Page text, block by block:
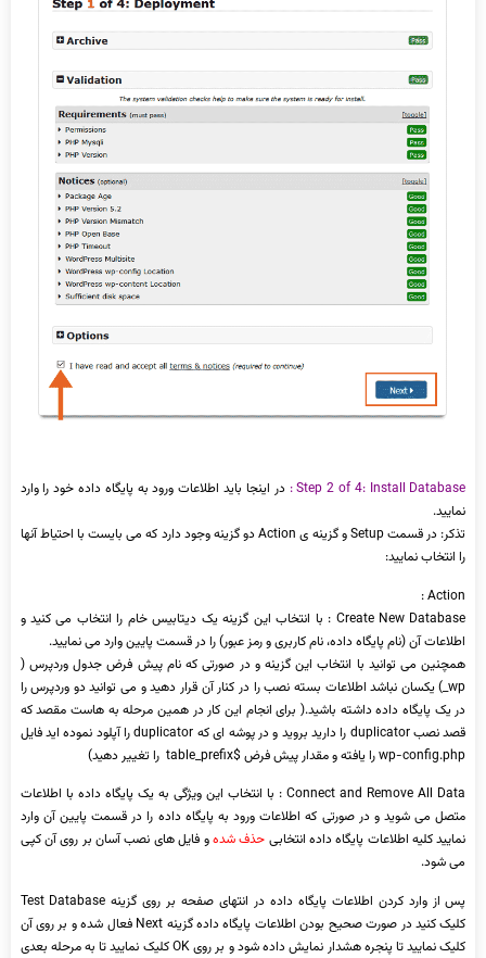
Step 2 of 4: Install Database :
در اینجا باید اطلاعات ورود به پایگاه داده خود را وارد
نمایید.
تذکر: در قسمت Setup و گزینه ی Action دو گزینه وجود دارد که می بایست با احتیاط آنها
را انتخاب نمایید:
Action :
Create New Database : با انتخاب این گزینه یک دیتابیس خام را انتخاب می کنید و
اطلاعات آن (نام پایگاه داده، نام کاربری و رمز عبور) را در قسمت پایین وارد می نمایید.
همچنین می توانید با انتخاب این گزینه و در صورتی که نام پیش فرض جدول وردپرس (
wp_) یکسان نباشد اطلاعات بسته نصب را در کنار آن قرار دهید و می توانید دو وردپرس را
در یک پایگاه داده داشته باشید.( برای انجام این کار در همین مرحله به هاست مقصد که
قصد نصب duplicator را دارید بروید و در پوشه ای که duplicator را آپلود نموده اید فایل
wp-config.php را یافته و مقدار پیش فرض $table_prefix را تغییر دهید)
Connect and Remove All Data : با انتخاب این ویژگی به یک پایگاه داده با اطلاعات
متصل می شوید و در صورتی که اطلاعات ورود به پایگاه داده را در قسمت پایین آن وارد
نمایید کلیه اطلاعات پایگاه داده انتخابی حذف شدهو فایل های نصب آسان بر روی آن کپی
می شود.
پس از وارد کردن اطلاعات پایگاه داده در انتهای صفحه بر روی گزینه Test Database
کلیک کنید در صورت صحیح بودن اطلاعات پایگاه داده گزینه Next فعال شده و بر روی آن
کلیک نمایید تا پنجره هشدار نمایش داده شود و بر روی OK کلیک نمایید تا به مرحله بعدی